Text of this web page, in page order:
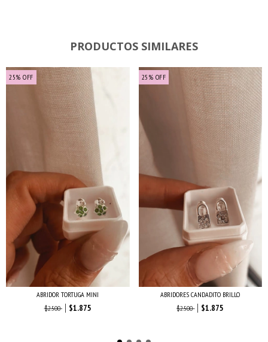
PRODUCTOS SIMILARES
25% OFF
ABRIDOR TORTUGA MINI
$2.500
$1.875
25 % OFF
ABRIDORES CANDADITO BRILLO
$2.500
$1.875